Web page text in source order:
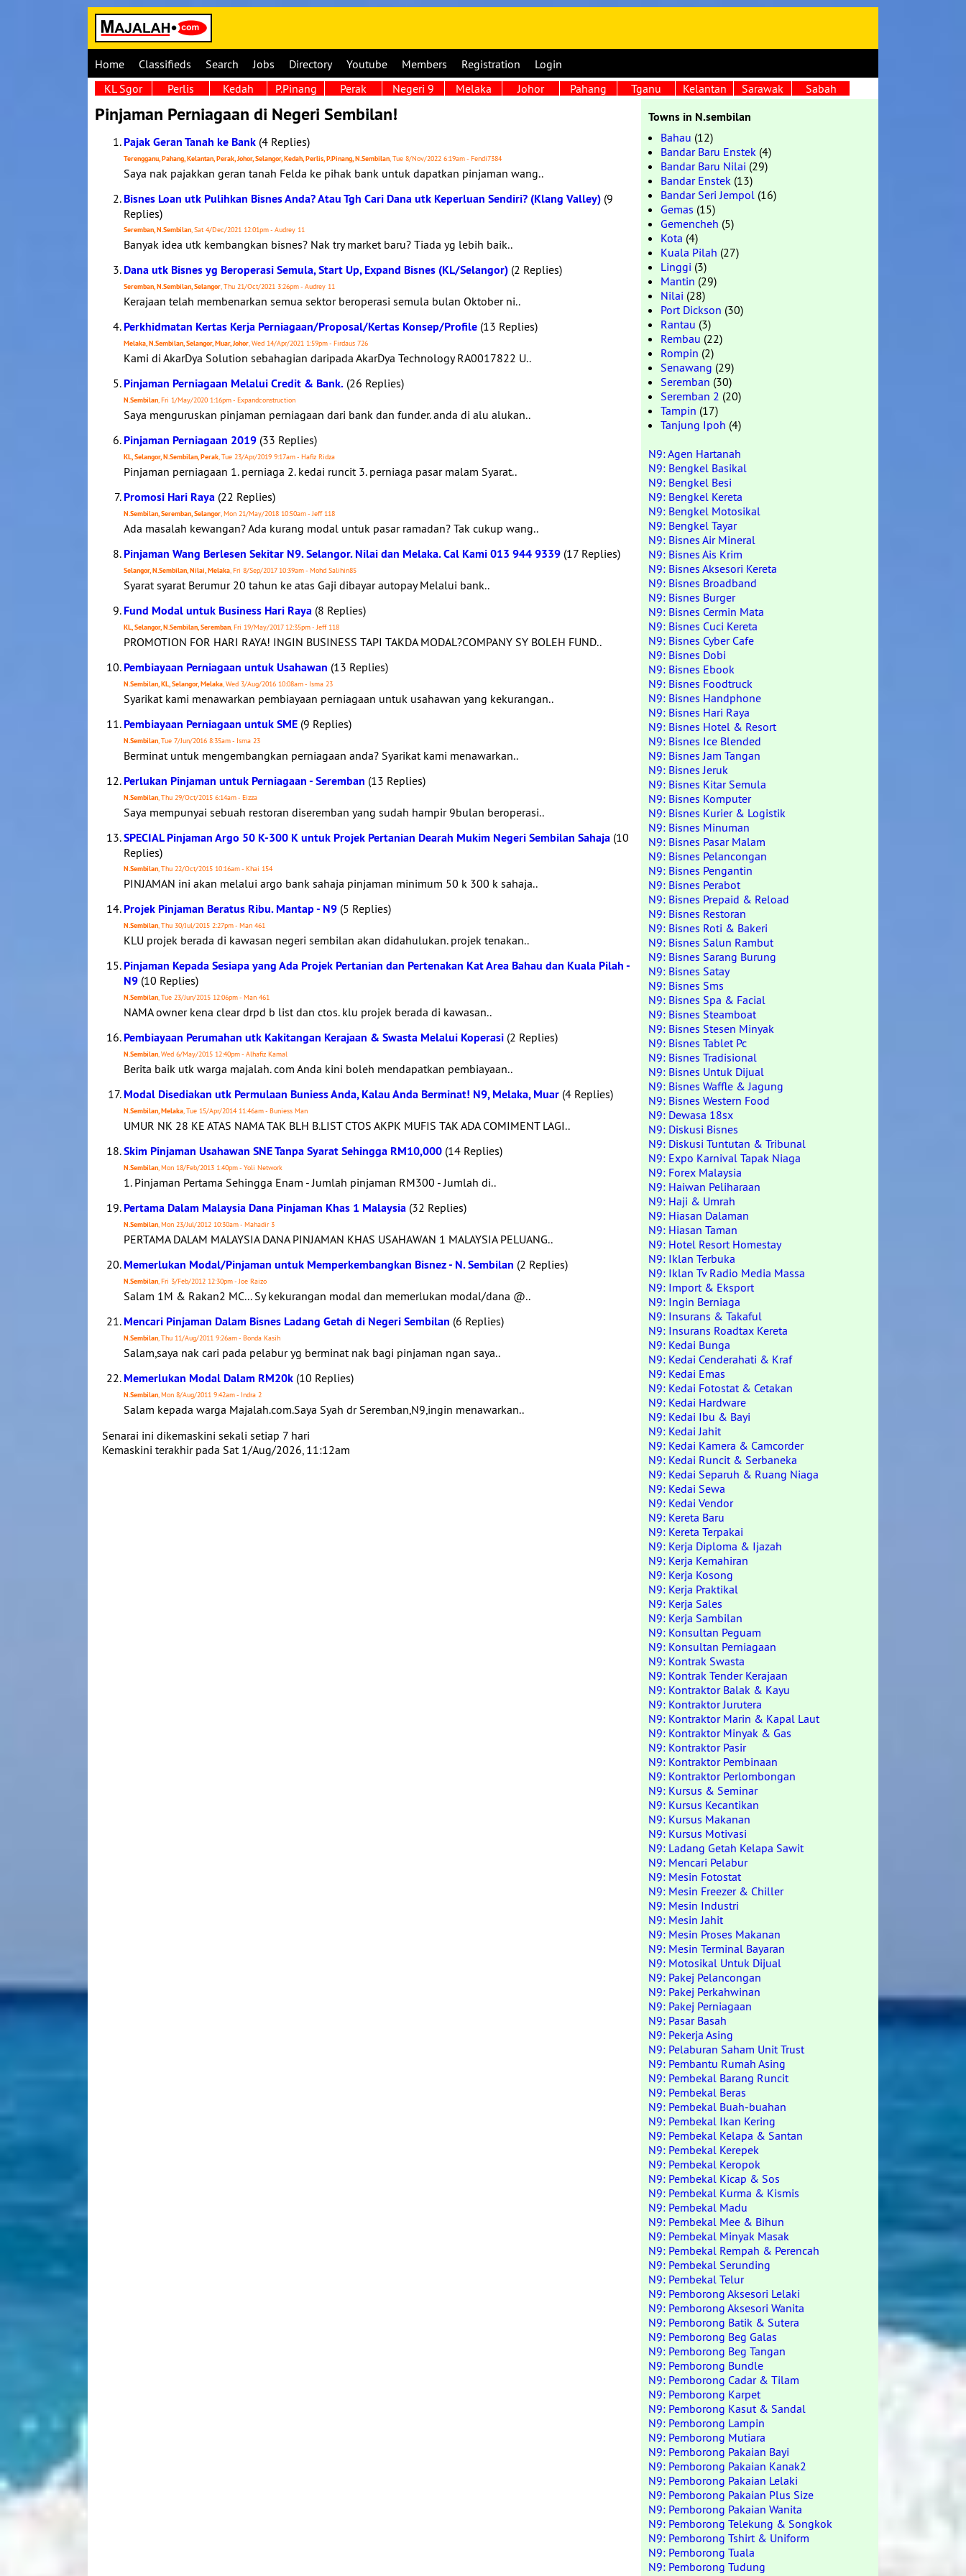
Home Classifieds Search Jobs Directory Youtube Members Registration
Login
KL Sgor
Perlis Kedah P.Pinang Perak Negeri 9 Melaka Johor Pahang Tganu Kelantan Sarawak Sabah
Pinjaman Perniagaan di Negeri Sembilan!
Pajak Geran Tanah ke Bank (4 Replies)
Terengganu, Pahang, Kelantan, Perak, Johor, Selangor, Kedah, Perlis, P.Pinang, N.Sembilan, Tue 8/Nov/2022 6:19am - Fendi7384
Saya nak pajakkan geran tanah Felda ke pihak bank untuk dapatkan pinjaman wang..
Bisnes Loan utk Pulihkan Bisnes Anda? Atau Tgh Cari Dana utk Keperluan Sendiri? (Klang Valley) (9
Replies)
Seremban, N.Sembilan, Sat 4/Dec/2021 12:01pm - Audrey 11
Banyak idea utk kembangkan bisnes? Nak try market baru? Tiada yg lebih baik..
Dana utk Bisnes yg Beroperasi Semula, Start Up, Expand Bisnes (KL/Selangor) (2 Replies)
Seremban, N.Sembilan, Selangor, Thu 21/Oct/2021 3:26pm - Audrey 11
Kerajaan telah membenarkan semua sektor beroperasi semula bulan Oktober ni..
Perkhidmatan Kertas Kerja Perniagaan/Proposal/Kertas Konsep/Profile (13 Replies)
Melaka, N.Sembilan, Selangor, Muar, Johor, Wed 14/Apr/2021 1:59pm - Firdaus 726
Kami di AkarDya Solution sebahagian daripada AkarDya Technology RA0017822 U..
Pinjaman Perniagaan Melalui Credit & Bank. (26 Replies)
N.Sembilan, Fri 1/May/2020 1:16pm - Expandconstruction
Saya menguruskan pinjaman perniagaan dari bank dan funder. anda di alu alukan..
Pinjaman Perniagaan 2019 (33 Replies)
KL, Selangor, N.Sembilan, Perak, Tue 23/Apr/2019 9:17am - Hafiz Ridza
Pinjaman perniagaan 1. perniaga 2. kedai runcit 3. perniaga pasar malam Syarat..
Promosi Hari Raya (22 Replies)
N.Sembilan, Seremban, Selangor, Mon 21/May/2018 10:50am - Jeff 118
Ada masalah kewangan? Ada kurang modal untuk pasar ramadan? Tak cukup wang..
Pinjaman Wang Berlesen Sekitar N9. Selangor. Nilai dan Melaka. Cal Kami 013 944 9339 (17 Replies)
Selangor, N.Sembilan, Nilai, Melaka, Fri 8/Sep/2017 10:39am - Mohd Salihin85
Syarat syarat Berumur 20 tahun ke atas Gaji dibayar autopay Melalui bank..
Fund Modal untuk Business Hari Raya (8 Replies)
KL, Selangor, N.Sembilan, Seremban, Fri 19/May/2017 12:35pm - Jeff 118
PROMOTION FOR HARI RAYA! INGIN BUSINESS TAPI TAKDA MODAL?COMPANY SY BOLEH FUND..
Pembiayaan Perniagaan untuk Usahawan (13 Replies)
N.Sembilan, KL, Selangor, Melaka, Wed 3/Aug/2016 10:08am - Isma 23
Syarikat kami menawarkan pembiayaan perniagaan untuk usahawan yang kekurangan..
Pembiayaan Perniagaan untuk SME (9 Replies)
N.Sembilan, Tue 7/Jun/2016 8:35am - Isma 23
Berminat untuk mengembangkan perniagaan anda? Syarikat kami menawarkan..
Perlukan Pinjaman untuk Perniagaan - Seremban (13 Replies)
N.Sembilan, Thu 29/Oct/2015 6:14am - Eizza
Saya mempunyai sebuah restoran diseremban yang sudah hampir 9bulan beroperasi..
SPECIAL Pinjaman Argo 50 K-300 K untuk Projek Pertanian Dearah Mukim Negeri Sembilan Sahaja (10
Replies)
N.Sembilan, Thu 22/Oct/2015 10:16am - Khai 154
PINJAMAN ini akan melalui argo bank sahaja pinjaman minimum 50 k 300 k sahaja..
Projek Pinjaman Beratus Ribu. Mantap - N9 (5 Replies)
N.Sembilan, Thu 30/Jul/2015 2:27pm - Man 461
KLU projek berada di kawasan negeri sembilan akan didahulukan. projek tenakan..
Pinjaman Kepada Sesiapa yang Ada Projek Pertanian dan Pertenakan Kat Area Bahau dan Kuala Pilah -
N9 (10 Replies)
N.Sembilan, Tue 23/Jun/2015 12:06pm - Man 461
NAMA owner kena clear drpd b list dan ctos. klu projek berada di kawasan..
Pembiayaan Perumahan utk Kakitangan Kerajaan & Swasta Melalui Koperasi (2 Replies)
N.Sembilan, Wed 6/May/2015 12:40pm - Alhafiz Kamal
Berita baik utk warga majalah. com Anda kini boleh mendapatkan pembiayaan..
Modal Disediakan utk Permulaan Buniess Anda, Kalau Anda Berminat! N9, Melaka, Muar (4 Replies)
N.Sembilan, Melaka, Tue 15/Apr/2014 11:46am - Buniess Man
UMUR NK 28 KE ATAS NAMA TAK BLH B.LIST CTOS AKPK MUFIS TAK ADA COMIMENT LAGI..
Skim Pinjaman Usahawan SNE Tanpa Syarat Sehingga RM10,000 (14 Replies)
N.Sembilan, Mon 18/Feb/2013 1:40pm - Yoli Network
1. Pinjaman Pertama Sehingga Enam - Jumlah pinjaman RM300 - Jumlah di..
Pertama Dalam Malaysia Dana Pinjaman Khas 1 Malaysia (32 Replies)
N.Sembilan, Mon 23/Jul/2012 10:30am - Mahadir 3
PERTAMA DALAM MALAYSIA DANA PINJAMAN KHAS USAHAWAN 1 MALAYSIA PELUANG..
Memerlukan Modal/Pinjaman untuk Memperkembangkan Bisnez - N. Sembilan (2 Replies)
N.Sembilan, Fri 3/Feb/2012 12:30pm - Joe Raizo
Salam 1M & Rakan2 MC... Sy kekurangan modal dan memerlukan modal/dana @..
Mencari Pinjaman Dalam Bisnes Ladang Getah di Negeri Sembilan (6 Replies)
N.Sembilan, Thu 11/Aug/2011 9:26am - Bonda Kasih
Salam,saya nak cari pada pelabur yg berminat nak bagi pinjaman ngan saya..
Memerlukan Modal Dalam RM20k (10 Replies)
N.Sembilan, Mon 8/Aug/2011 9:42am - Indra 2
Salam kepada warga Majalah.com.Saya Syah dr Seremban,N9,ingin menawarkan..
Senarai ini dikemaskini sekali setiap 7 hari
Kemaskini terakhir pada Sat 1/Aug/2026, 11:12am
Towns in N.sembilan
Bahau (12)
Bandar Baru Enstek (4)
Bandar Baru Nilai (29)
Bandar Enstek (13)
Bandar Seri Jempol (16)
Gemas (15)
Gemencheh (5)
Kota (4)
Kuala Pilah (27)
Linggi (3)
Mantin (29)
Nilai (28)
Port Dickson (30)
Rantau (3)
Rembau (22)
Rompin (2)
Senawang (29)
Seremban (30)
Seremban 2 (20)
Tampin (17)
Tanjung Ipoh (4)
N9: Agen Hartanah
N9: Bengkel Basikal
N9: Bengkel Besi
N9: Bengkel Kereta
N9: Bengkel Motosikal
N9: Bengkel Tayar
N9: Bisnes Air Mineral
N9: Bisnes Ais Krim
N9: Bisnes Aksesori Kereta
N9: Bisnes Broadband
N9: Bisnes Burger
N9: Bisnes Cermin Mata
N9: Bisnes Cuci Kereta
N9: Bisnes Cyber Cafe
N9: Bisnes Dobi
N9: Bisnes Ebook
N9: Bisnes Foodtruck
N9: Bisnes Handphone
N9: Bisnes Hari Raya
N9: Bisnes Hotel & Resort
N9: Bisnes Ice Blended
N9: Bisnes Jam Tangan
N9: Bisnes Jeruk
N9: Bisnes Kitar Semula
N9: Bisnes Komputer
N9: Bisnes Kurier & Logistik
N9: Bisnes Minuman
N9: Bisnes Pasar Malam
N9: Bisnes Pelancongan
N9: Bisnes Pengantin
N9: Bisnes Perabot
N9: Bisnes Prepaid & Reload
N9: Bisnes Restoran
N9: Bisnes Roti & Bakeri
N9: Bisnes Salun Rambut
N9: Bisnes Sarang Burung
N9: Bisnes Satay
N9: Bisnes Sms
N9: Bisnes Spa & Facial
N9: Bisnes Steamboat
N9: Bisnes Stesen Minyak
N9: Bisnes Tablet Pc
N9: Bisnes Tradisional
N9: Bisnes Untuk Dijual
N9: Bisnes Waffle & Jagung
N9: Bisnes Western Food
N9: Dewasa 18sx
N9: Diskusi Bisnes
N9: Diskusi Tuntutan & Tribunal
N9: Expo Karnival Tapak Niaga
N9: Forex Malaysia
N9: Haiwan Peliharaan
N9: Haji & Umrah
N9: Hiasan Dalaman
N9: Hiasan Taman
N9: Hotel Resort Homestay
N9: Iklan Terbuka
N9: Iklan Tv Radio Media Massa
N9: Import & Eksport
N9: Ingin Berniaga
N9: Insurans & Takaful
N9: Insurans Roadtax Kereta
N9: Kedai Bunga
N9: Kedai Cenderahati & Kraf
N9: Kedai Emas
N9: Kedai Fotostat & Cetakan
N9: Kedai Hardware
N9: Kedai Ibu & Bayi
N9: Kedai Jahit
N9: Kedai Kamera & Camcorder
N9: Kedai Runcit & Serbaneka
N9: Kedai Separuh & Ruang Niaga
N9: Kedai Sewa
N9: Kedai Vendor
N9: Kereta Baru
N9: Kereta Terpakai
N9: Kerja Diploma & Ijazah
N9: Kerja Kemahiran
N9: Kerja Kosong
N9: Kerja Praktikal
N9: Kerja Sales
N9: Kerja Sambilan
N9: Konsultan Peguam
N9: Konsultan Perniagaan
N9: Kontrak Swasta
N9: Kontrak Tender Kerajaan
N9: Kontraktor Balak & Kayu
N9: Kontraktor Jurutera
N9: Kontraktor Marin & Kapal Laut
N9: Kontraktor Minyak & Gas
N9: Kontraktor Pasir
N9: Kontraktor Pembinaan
N9: Kontraktor Perlombongan
N9: Kursus & Seminar
N9: Kursus Kecantikan
N9: Kursus Makanan
N9: Kursus Motivasi
N9: Ladang Getah Kelapa Sawit
N9: Mencari Pelabur
N9: Mesin Fotostat
N9: Mesin Freezer & Chiller
N9: Mesin Industri
N9: Mesin Jahit
N9: Mesin Proses Makanan
N9: Mesin Terminal Bayaran
N9: Motosikal Untuk Dijual
N9: Pakej Pelancongan
N9: Pakej Perkahwinan
N9: Pakej Perniagaan
N9: Pasar Basah
N9: Pekerja Asing
N9: Pelaburan Saham Unit Trust
N9: Pembantu Rumah Asing
N9: Pembekal Barang Runcit
N9: Pembekal Beras
N9: Pembekal Buah-buahan
N9: Pembekal Ikan Kering
N9: Pembekal Kelapa & Santan
N9: Pembekal Kerepek
N9: Pembekal Keropok
N9: Pembekal Kicap & Sos
N9: Pembekal Kurma & Kismis
N9: Pembekal Madu
N9: Pembekal Mee & Bihun
N9: Pembekal Minyak Masak
N9: Pembekal Rempah & Perencah
N9: Pembekal Serunding
N9: Pembekal Telur
N9: Pemborong Aksesori Lelaki
N9: Pemborong Aksesori Wanita
N9: Pemborong Batik & Sutera
N9: Pemborong Beg Galas
N9: Pemborong Beg Tangan
N9: Pemborong Bundle
N9: Pemborong Cadar & Tilam
N9: Pemborong Karpet
N9: Pemborong Kasut & Sandal
N9: Pemborong Lampin
N9: Pemborong Mutiara
N9: Pemborong Pakaian Bayi
N9: Pemborong Pakaian Kanak2
N9: Pemborong Pakaian Lelaki
N9: Pemborong Pakaian Plus Size
N9: Pemborong Pakaian Wanita
N9: Pemborong Telekung & Songkok
N9: Pemborong Tshirt & Uniform
N9: Pemborong Tuala
N9: Pemborong Tudung